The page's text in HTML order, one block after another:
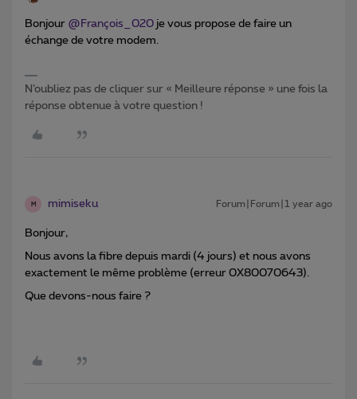
Bonjour ​ @François_020 je vous propose de faire un
échange de votre modem.
N’oubliez pas de cliquer sur « Meilleure réponse » une fois la
réponse obtenue à votre question !
M mimiseku Forum|Forum|1 year ago
Bonjour,
Nous avons la fibre depuis mardi (4 jours) et nous avons
exactement le même problème (erreur 0X80070643).
Que devons-nous faire ?